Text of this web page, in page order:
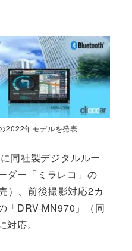
2022年モデルを発表
同社製デジタルルー
ダー「ミラレコ」の
）、前後撮影対応2カ
「DRV-MN970」（同
応。